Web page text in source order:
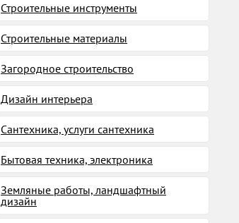
Строительные инструменты
Строительные материалы
Загородное строительство
Дизайн интерьера
Сантехника, услуги сантехника
Бытовая техника, электроника
Земляные работы, ландшафтный
дизайн